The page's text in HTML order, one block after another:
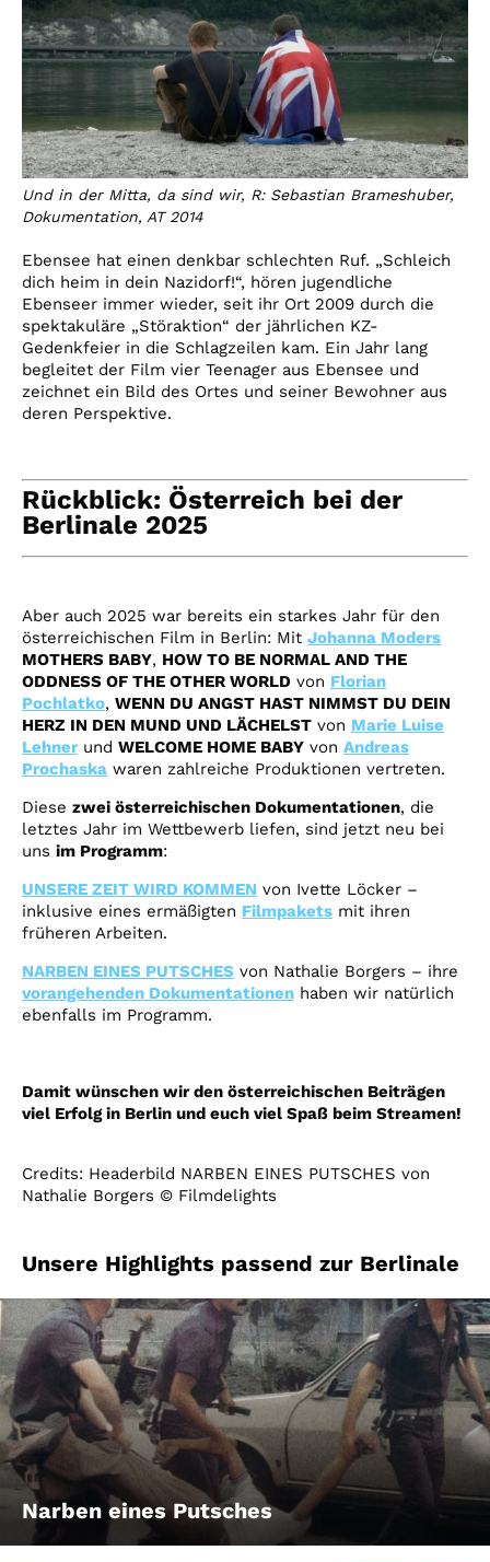
Und in der Mitta, da sind wir, R: Sebastian Brameshuber,
Dokumentation, AT 2014
Ebensee hat einen denkbar schlechten Ruf. „Schleich
dich heim in dein Nazidorf!“, hören jugendliche
Ebenseer immer wieder, seit ihr Ort 2009 durch die
spektakuläre „Störaktion“ der jährlichen KZ-
Gedenkfeier in die Schlagzeilen kam. Ein Jahr lang
begleitet der Film vier Teenager aus Ebensee und
zeichnet ein Bild des Ortes und seiner Bewohner aus
deren Perspektive.
Rückblick: Österreich bei der
Berlinale 2025
Aber auch 2025 war bereits ein starkes Jahr für den
österreichischen Film in Berlin: Mit Johanna Moders
MOTHERS BABY, HOW TO BE NORMAL AND THE
ODDNESS OF THE OTHER WORLD von Florian
Pochlatko, WENN DU ANGST HAST NIMMST DU DEIN
HERZ IN DEN MUND UND LÄCHELST von Marie Luise
Lehnerund WELCOME HOME BABY von Andreas
Prochaska waren zahlreiche Produktionen vertreten.
Diese zwei österreichischen Dokumentationen, die
letztes Jahr im Wettbewerb liefen, sind jetzt neu bei
uns im Programm:
UNSERE ZEIT WIRD KOMMEN von Ivette Löcker –
inklusive eines ermäßigten Filmpakets mit ihren
früheren Arbeiten.
NARBEN EINES PUTSCHES von Nathalie Borgers – ihre
vorangehenden Dokumentationen haben wir natürlich
ebenfalls im Programm.
Damit wünschen wir den österreichischen Beiträgen
viel Erfolg in Berlin und euch viel Spaß beim Streamen!
Credits: Headerbild NARBEN EINES PUTSCHES von
Nathalie Borgers © Filmdelights
Unsere Highlights passend zur Berlinale
Narben eines Putsches